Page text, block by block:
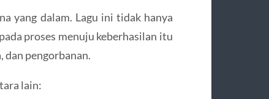
yang dalam. Lagu ini tidak hanya
proses menuju keberhasilan itu
dan pengorbanan.
lain: